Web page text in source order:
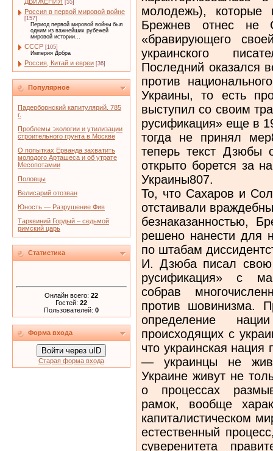
[55]
Россия в первой мировой войне
[157]
Период первой мировой войны был
одним из важнейших рубежей
мировой истории...
СССР [105]
Империя Добра
Россия, Китай и евреи [36]
Популярное
Падерборнский капитулярий. 785
г.
Проблемы экологии и утилизации
строительного грунта в Москве
О попытках Ерванда захватить
молодого Арташеса и об утрате
Месопотамии
Половцы
Велисарий отозван
Юность — Разрушение Фив
Тарквиний Гордый – седьмой
римский царь
Статистика
Онлайн всего: 22
Гостей: 22
Пользователей: 0
Форма входа
Войти через uID
Старая форма входа
молодежь),
Брежнев отнес не
«бравирующего
украинского
Последний оказался
против
Украины, то есть
выступил со своим
русификация» еще в
тогда не принял
теперь текст Дзюбы
открыто борется за
Украины807.
То, что Сахаров и
отстаивали
безнаказанностью,
решено нанести для
по штабам
И. Дзюба писал свою
русификация» с
собрав
против шовинизма.
определение
происходящих с
что украинская нация
— украинцы не
Украине живут не
о процессах
рамок, вообще
капиталистическом
естественный
суверенитета